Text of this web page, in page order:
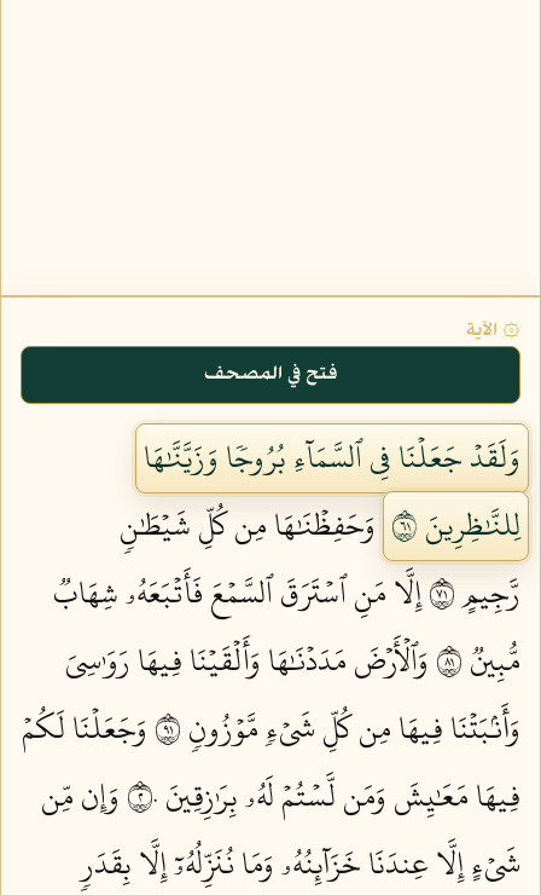
۞ الآية
فتح في المصحف
وَلَقَدۡ جَعَلۡنَا فِي ٱلسَّمَآءِ بُرُوجٗا وَزَيَّنَّٰهَا
لِلنَّٰظِرِينَ ١٦
وَحَفِظۡنَٰهَا مِن كُلِّ شَيۡطَٰنٖ
رَّجِيمٍ ١٧
إِلَّا مَنِ ٱسۡتَرَقَ ٱلسَّمۡعَ فَأَتۡبَعَهُۥ شِهَابٞ
مُّبِينٞ ١٨
وَٱلۡأَرۡضَ مَدَدۡنَٰهَا وَأَلۡقَيۡنَا فِيهَا رَوَٰسِيَ
وَأَنۢبَتۡنَا فِيهَا مِن كُلِّ شَيۡءٖ مَّوۡزُونٖ ١٩
وَجَعَلۡنَا لَكُمۡ
فِيهَا مَعَٰيِشَ وَمَن لَّسۡتُمۡ لَهُۥ بِرَٰزِقِينَ ٢٠
وَإِن مِّن
شَيۡءٍ إِلَّا عِندَنَا خَزَآئِنُهُۥ وَمَا نُنَزِّلُهُۥٓ إِلَّا بِقَدَرٖ